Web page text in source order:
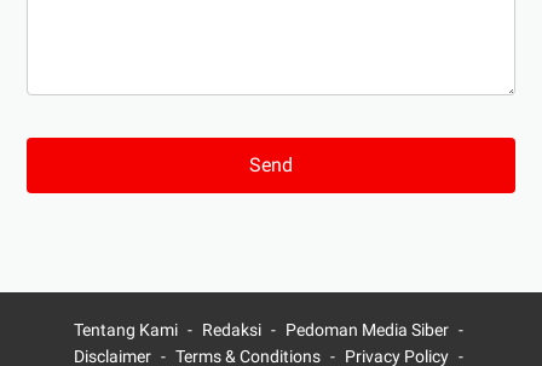
Tentang Kami Redaksi
Pedoman Media Siber
Disclaimer
Terms & Conditions Privacy Policy